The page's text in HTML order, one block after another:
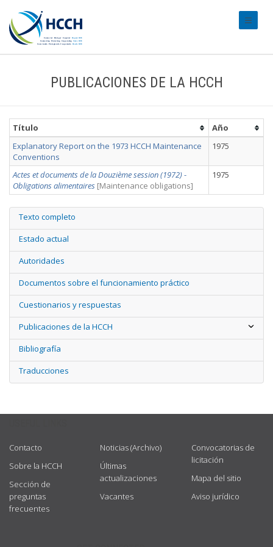
PUBLICACIONES DE LA HCCH
Título
Año
Explanatory Report on the 1973 HCCH Maintenance
Conventions
1975
Actes et documents de la Douzième session (1972)-
Obligations alimentaires [Maintenance obligations]
1975
Texto completo
Estado actual
Autoridades
Documentos sobre el funcionamiento práctico
Cuestionarios y respuestas
Publicaciones de la HCCH
Bibliografía
Traducciones
Contacto
Sobre la HCCH
Sección de
preguntas
frecuentes
Noticias (Archivo)
Últimas
actualizaciones
Vacantes
Convocatorias de
licitación
Mapa del sitio
Aviso jurídico